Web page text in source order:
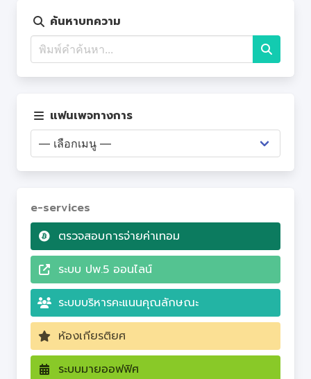
บุคลากร
แผนปฏิบัติการ
Q&A
ค้นหาบทความ
แฟนเพจทางการ
e-services
ตรวจสอบการจ่ายค่าเทอม
ระบบ ปพ.5 ออนไลน์
ระบบบริหารคะแนนคุณลักษณะ
ห้องเกียรติยศ
ระบบมายออฟฟิศ